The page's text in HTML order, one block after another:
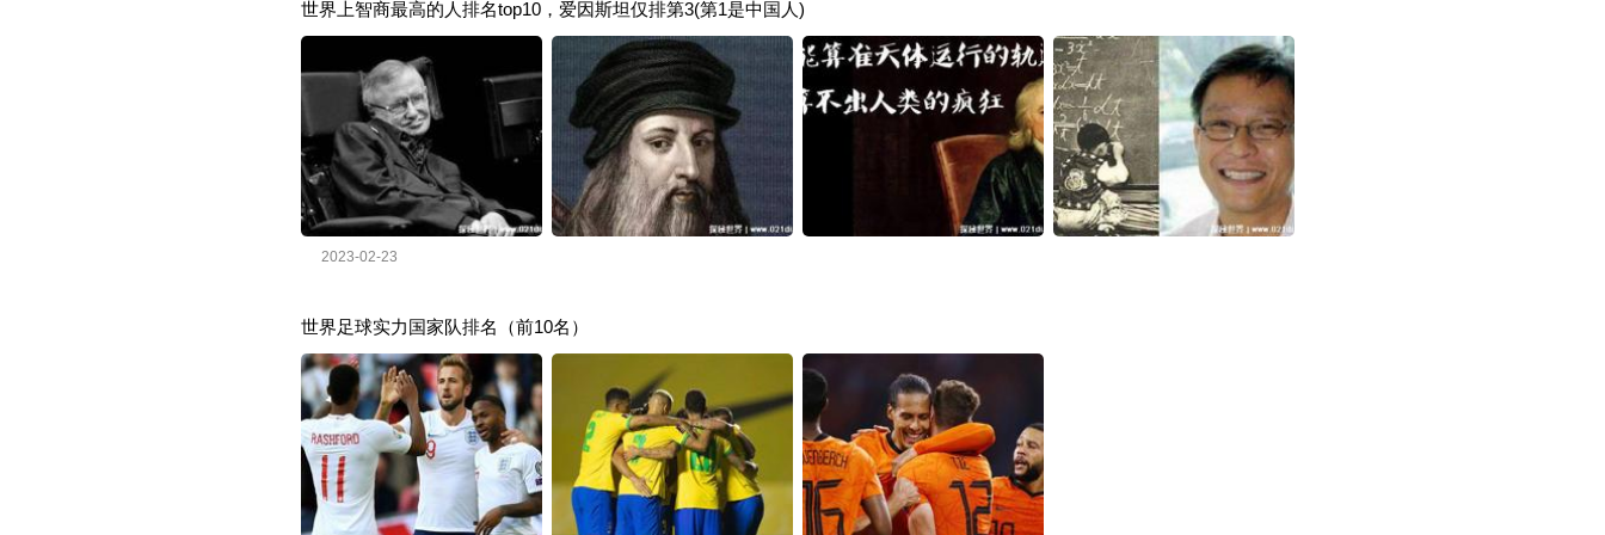
世界上智商最高的人排名top10，爱因斯坦仅排第3(第1是中国人)
2023-02-23
世界足球实力国家队排名（前10名）